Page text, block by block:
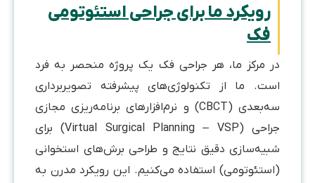
رویکرد ما برای جراحی استئوتومی
فک
در مرکز ما، هر جراحی فک یک پروژه منحصر به فرد
است. ما از تکنولوژی‌های پیشرفته تصویربرداری
سه‌بعدی (CBCT) و نرم‌افزارهای برنامه‌ریزی مجازی
جراحی (Virtual Surgical Planning – VSP) برای
شبیه‌سازی دقیق نتایج و طراحی برش‌های استخوانی
(استئوتومی) استفاده می‌کنیم. این رویکرد مدرن به